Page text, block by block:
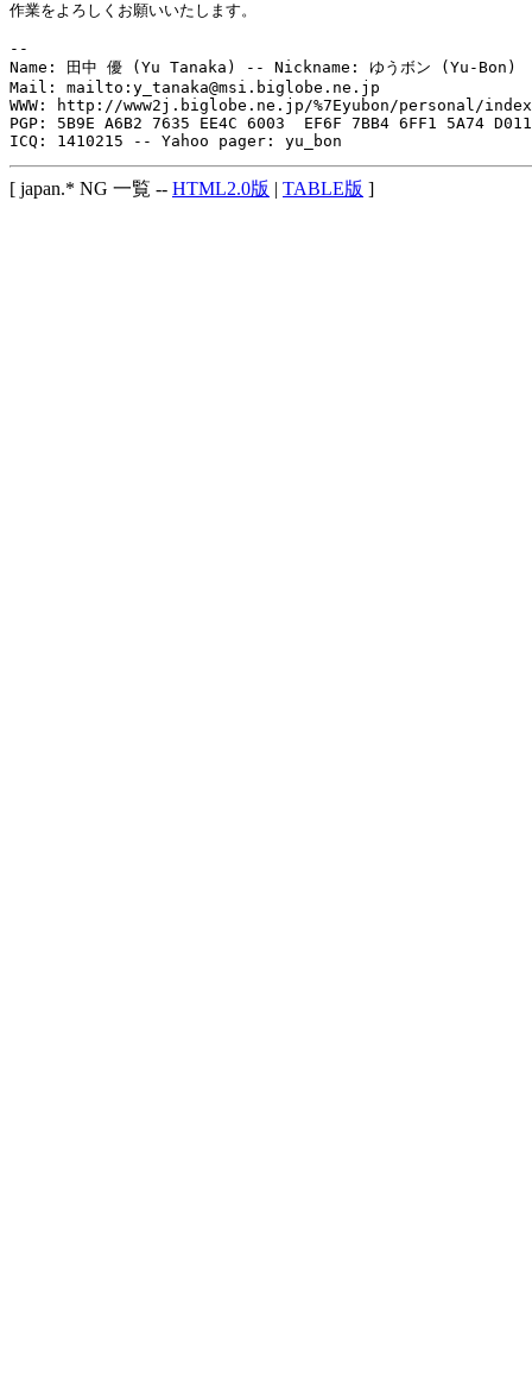
作業をよろしくお願いいたします。
--
Name: 田中 優 (Yu Tanaka) -- Nickname: ゆうボン (Yu-Bon)
Mail: mailto:y_tanaka@msi.biglobe.ne.jp
WWW: http://www2j.biglobe.ne.jp/%7Eyubon/personal/
PGP: 5B9E A6B2 7635 EE4C 6003  EF6F 7BB4 6FF1 5A74 D011
[ japan.* NG 一覧 -- HTML2.0版 | TABLE版 ]